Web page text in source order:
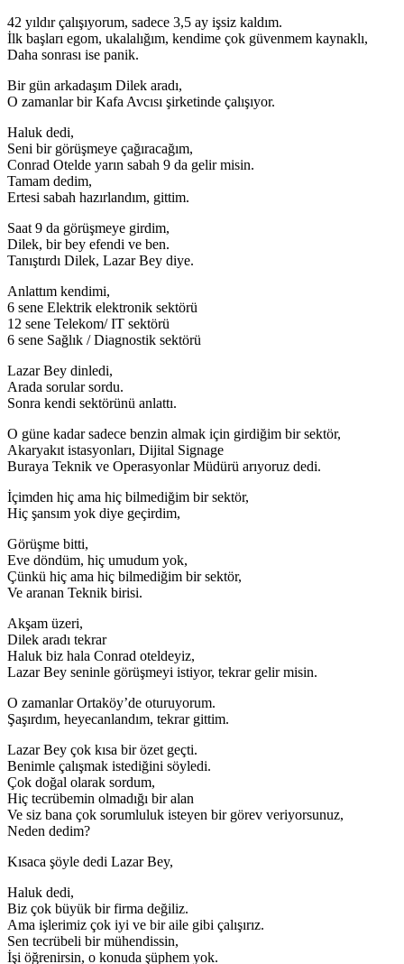
42 yıldır çalışıyorum, sadece 3,5 ay işsiz kaldım.
İlk başları egom, ukalalığım, kendime çok güvenmem kaynaklı,
Daha sonrası ise panik.
Bir gün arkadaşım Dilek aradı,
O zamanlar bir Kafa Avcısı şirketinde çalışıyor.
Haluk dedi,
Seni bir görüşmeye çağıracağım,
Conrad Otelde yarın sabah 9 da gelir misin.
Tamam dedim,
Ertesi sabah hazırlandım, gittim.
Saat 9 da görüşmeye girdim,
Dilek, bir bey efendi ve ben.
Tanıştırdı Dilek, Lazar Bey diye.
Anlattım kendimi,
6 sene Elektrik elektronik sektörü
12 sene Telekom/ IT sektörü
6 sene Sağlık / Diagnostik sektörü
Lazar Bey dinledi,
Arada sorular sordu.
Sonra kendi sektörünü anlattı.
O güne kadar sadece benzin almak için girdiğim bir sektör,
Akaryakıt istasyonları, Dijital Signage
Buraya Teknik ve Operasyonlar Müdürü arıyoruz dedi.
İçimden hiç ama hiç bilmediğim bir sektör,
Hiç şansım yok diye geçirdim,
Görüşme bitti,
Eve döndüm, hiç umudum yok,
Çünkü hiç ama hiç bilmediğim bir sektör,
Ve aranan Teknik birisi.
Akşam üzeri,
Dilek aradı tekrar
Haluk biz hala Conrad oteldeyiz,
Lazar Bey seninle görüşmeyi istiyor, tekrar gelir misin.
O zamanlar Ortaköy’de oturuyorum.
Şaşırdım, heyecanlandım, tekrar gittim.
Lazar Bey çok kısa bir özet geçti.
Benimle çalışmak istediğini söyledi.
Çok doğal olarak sordum,
Hiç tecrübemin olmadığı bir alan
Ve siz bana çok sorumluluk isteyen bir görev veriyorsunuz,
Neden dedim?
Kısaca şöyle dedi Lazar Bey,
Haluk dedi,
Biz çok büyük bir firma değiliz.
Ama işlerimiz çok iyi ve bir aile gibi çalışırız.
Sen tecrübeli bir mühendissin,
İşi öğrenirsin, o konuda şüphem yok.